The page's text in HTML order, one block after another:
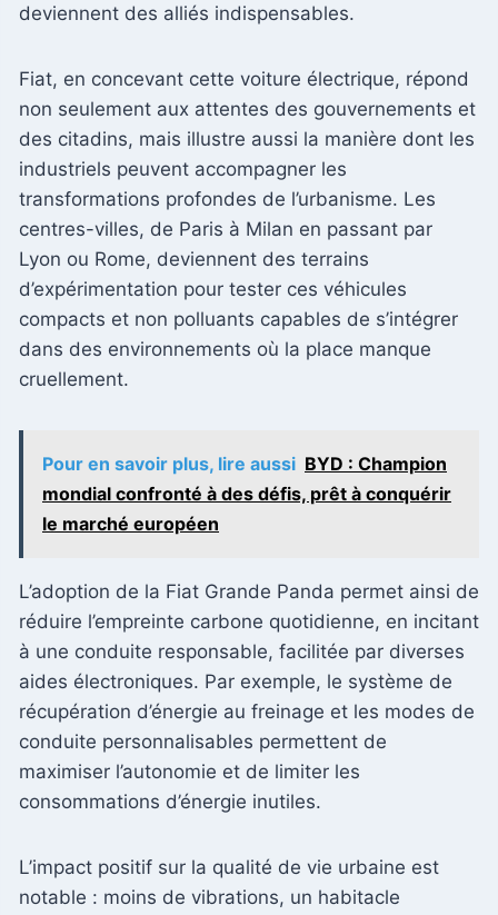
deviennent des alliés indispensables.
Fiat, en concevant cette voiture électrique, répond
non seulement aux attentes des gouvernements et
des citadins, mais illustre aussi la manière dont les
industriels peuvent accompagner les
transformations profondes de l’urbanisme. Les
centres-villes, de Paris à Milan en passant par
Lyon ou Rome, deviennent des terrains
d’expérimentation pour tester ces véhicules
compacts et non polluants capables de s’intégrer
dans des environnements où la place manque
cruellement.
Pour en savoir plus, lire aussi BYD : Champion
mondial confronté à des défis, prêt à conquérir
le marché européen
L’adoption de la Fiat Grande Panda permet ainsi de
réduire l’empreinte carbone quotidienne, en incitant
à une conduite responsable, facilitée par diverses
aides électroniques. Par exemple, le système de
récupération d’énergie au freinage et les modes de
conduite personnalisables permettent de
maximiser l’autonomie et de limiter les
consommations d’énergie inutiles.
L’impact positif sur la qualité de vie urbaine est
notable : moins de vibrations, un habitacle